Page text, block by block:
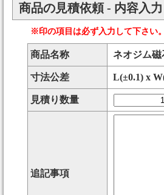
商品の見積依頼 - 内容入力
※印の項目は必ず入力して下さい。
商品名称 ネオジム磁
寸法公差 L(±0.1) x
見積り数量
追記事項